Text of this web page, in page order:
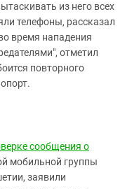
из него всех
телефоны, рассказал
время нападения
отметил
повторного
сообщения о
мобильной группы
заявили